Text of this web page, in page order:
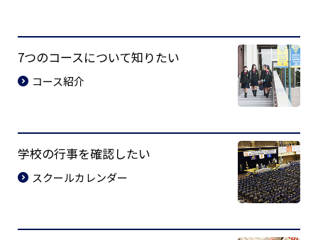
7つのコースについて知りたい
コース紹介
学校の行事を確認したい
スクールカレンダー